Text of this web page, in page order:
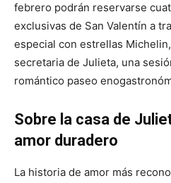
febrero podrán reservarse
exclusivas de San Valentín a
especial con estrellas
secretaria de Julieta, una
romántico paseo
Sobre la casa de
amor duradero
La historia de amor más